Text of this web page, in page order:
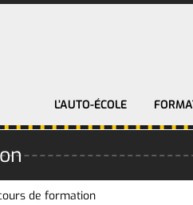
L’AUTO-ÉCOLE
de formation